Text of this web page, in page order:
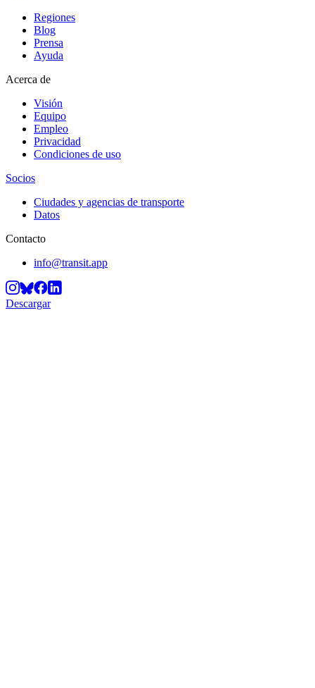
Regiones
Blog
Prensa
Ayuda
Acerca de
Visión
Equipo
Empleo
Privacidad
Condiciones de uso
Socios
Ciudades y agencias de transporte
Datos
Contacto
info@transit.app
Descargar